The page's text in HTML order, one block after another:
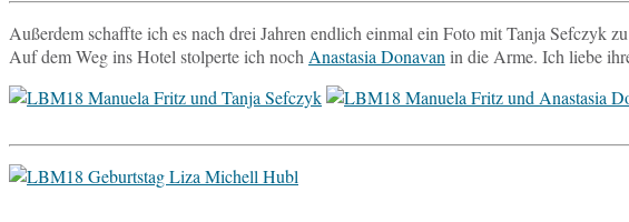
Au­ßer­dem schaff­te ich es nach drei Jahren end­lich einmal ein Foto mit Tanja Sef­c­zyk
Auf dem Weg ins Hotel stol­per­te ich noch Ana­sta­sia Dona­van in die Arme. Ich liebe